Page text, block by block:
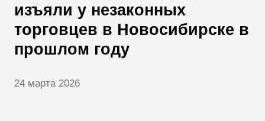
изъяли у незаконных
торговцев в Новосибирске в
прошлом году
24 марта 2026